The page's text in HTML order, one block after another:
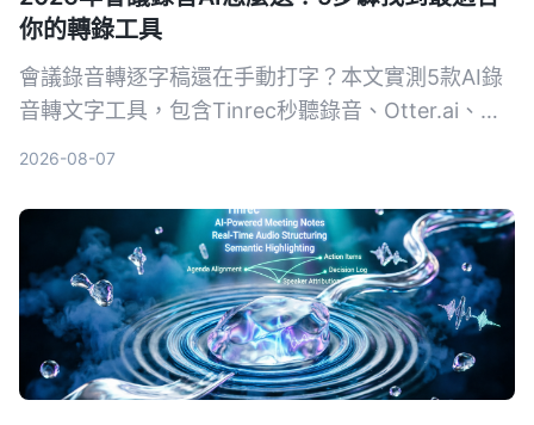
你的轉錄工具
會議錄音轉逐字稿還在手動打字？本文實測5款AI錄
音轉文字工具，包含Tinrec秒聽錄音、Otter.ai、
的會議記錄幫手。
2026-08-07